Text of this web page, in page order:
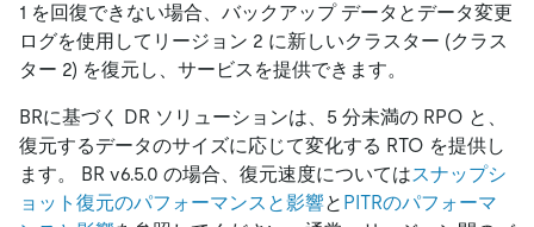
1 を回復できない場合、バックアップ データとデータ変更
ログを使用してリージョン 2 に新しいクラスター (クラス
ター 2) を復元し、サービスを提供できます。
BRに基づく DR ソリューションは、5 分未満の RPO と、
復元するデータのサイズに応じて変化する RTO を提供し
ます。 BR v6.5.0 の場合、復元速度についてはスナップシ
ョット復元のパフォーマンスと影響と PITRのパフォーマ